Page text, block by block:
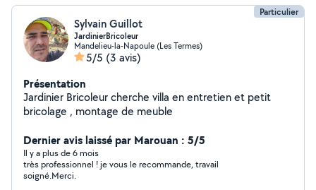
Particulier
Sylvain Guillot
JardinierBricoleur
Mandelieu-la-Napoule (Les Termes)
5/5 (3 avis)
Présentation
Jardinier Bricoleur cherche villa en entretien et petit
bricolage , montage de meuble
Dernier avis laissé par Marouan : 5/5
Il y a plus de 6 mois
très professionnel ! je vous le recommande, travail
soigné.Merci.